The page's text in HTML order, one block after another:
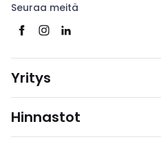
Seuraa meitä
Yritys
Hinnastot